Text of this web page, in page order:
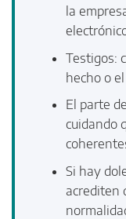
la
Testigos:
hecho o
El parte
cuidando
Si hay
acrediten